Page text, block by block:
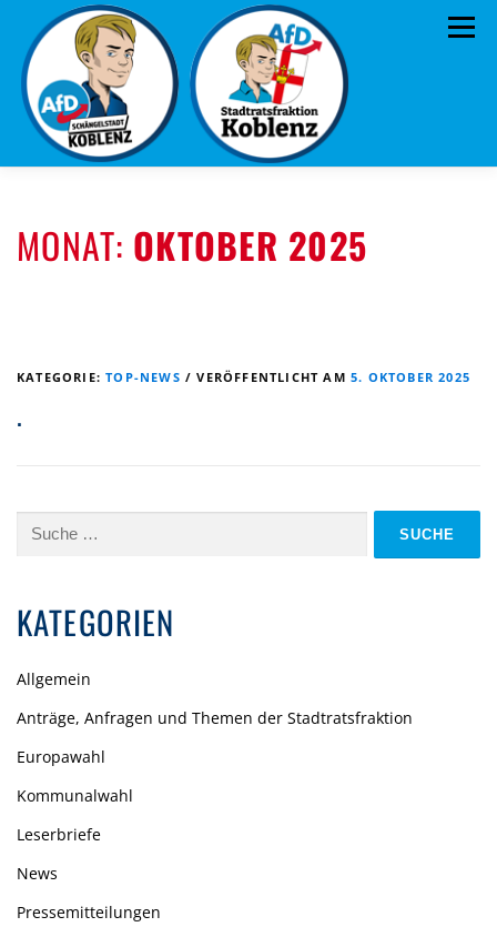
Inhalt
springen
Menü
TERMINE MITMACHEN! KONTAKT
MONAT: OKTOBER 2025
KATEGORIE:TOP-NEWS /VERÖFFENTLICHT AM5. OKTOBER 2025
.
Suche
KATEGORIEN
Allgemein
Anträge, Anfragen und Themen der Stadtratsfraktion
Europawahl
Kommunalwahl
Leserbriefe
News
Pressemitteilungen